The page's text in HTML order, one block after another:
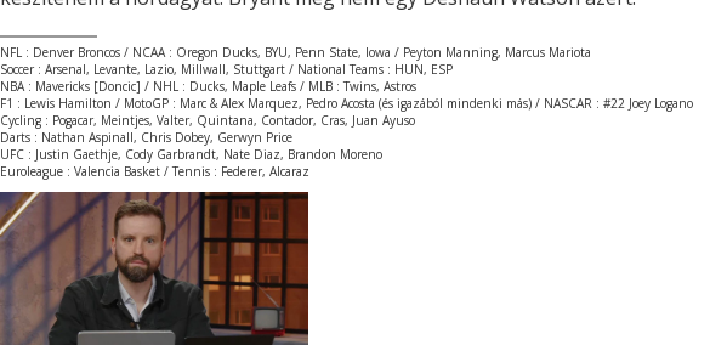
NFL : Denver Broncos / NCAA : Oregon Ducks, BYU, Penn State, Iowa / Peyton Manning, Marcus Mariota
Soccer : Arsenal, Levante, Lazio, Millwall, Stuttgart / National Teams : HUN, ESP
NBA : Mavericks [Doncic] / NHL : Ducks, Maple Leafs / MLB : Twins, Astros
F1 : Lewis Hamilton / MotoGP : Marc & Alex Marquez, Pedro Acosta (és igazából mindenki más) / NASCAR : #22 Joey Logano
Cycling : Pogacar, Meintjes, Valter, Quintana, Contador, Cras, Juan Ayuso
Darts : Nathan Aspinall, Chris Dobey, Gerwyn Price
UFC : Justin Gaethje, Cody Garbrandt, Nate Diaz, Brandon Moreno
Euroleague : Valencia Basket / Tennis : Federer, Alcaraz